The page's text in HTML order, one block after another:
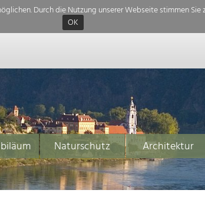
Durch die Nutzung unserer Webseite stimmen
OK
Naturschutz Architektur